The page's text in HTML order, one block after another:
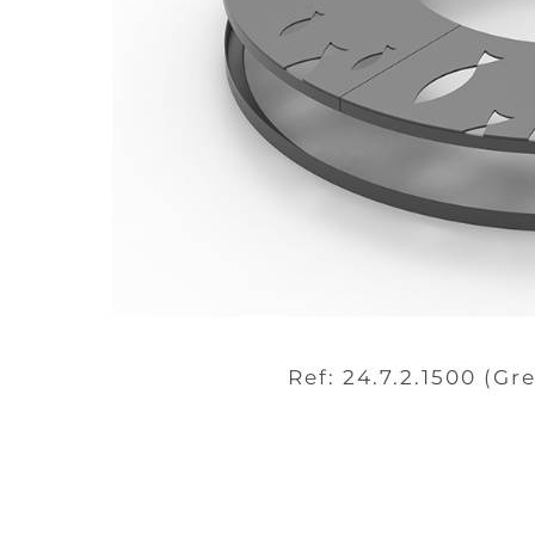
Ref: 24.7.2.1500